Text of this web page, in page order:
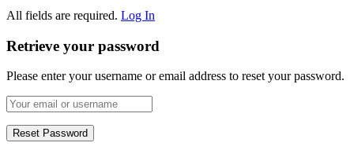
All fields are required. Log In
Retrieve your password
Please enter your username or email address to reset your password.